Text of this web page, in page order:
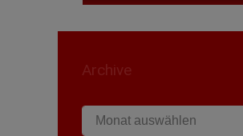
Archive
Archive